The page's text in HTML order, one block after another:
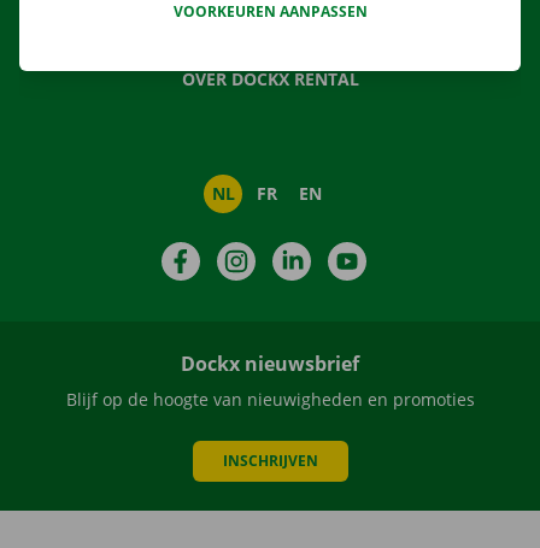
OVER DOCKX RENTAL
NL FR EN
FacebookInstagramLinkedIn
Dockx nieuwsbrief
Blijf op de hoogte van nieuwigheden en promoties
INSCHRIJVEN
VOORKEUREN AANPASSEN